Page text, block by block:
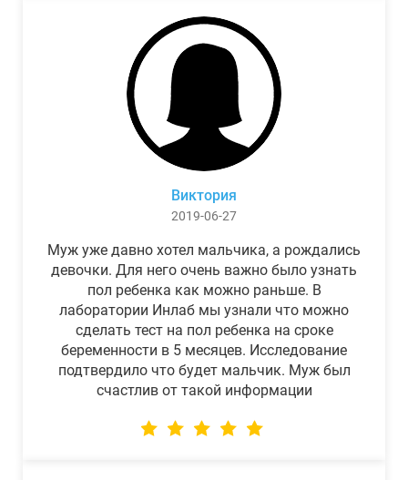
Виктория
2019-06-27
Муж уже давно хотел мальчика, а рождались
девочки. Для него очень важно было узнать
пол ребенка как можно раньше. В
лаборатории Инлаб мы узнали что можно
сделать тест на пол ребенка на сроке
беременности в 5 месяцев. Исследование
подтвердило что будет мальчик. Муж был
счастлив от такой информации